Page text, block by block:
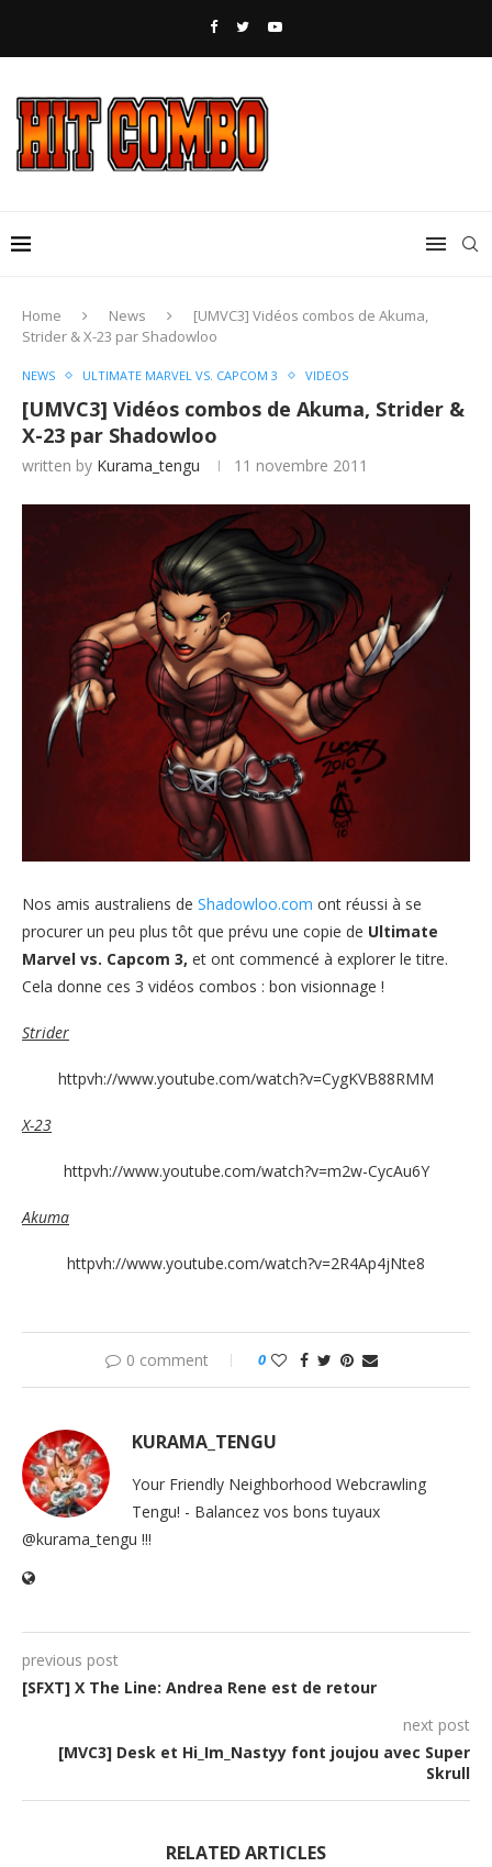
Home News
[UMVC3] Vidéos combos de Akuma,
Strider & X-23 par Shadowloo
NEWS ULTIMATE MARVEL VS. CAPCOM 3 VIDEOS
[UMVC3] Vidéos combos de Akuma, Strider &
X-23 par Shadowloo
written by Kurama_tengu 11 novembre 2011
Nos amis australiens de Shadowloo.com ont réussi à se
procurer un peu plus tôt que prévu une copie de Ultimate
Marvel vs. Capcom 3, et ont commencé à explorer le titre.
Cela donne ces 3 vidéos combos : bon visionnage !
Strider
httpvh://www.youtube.com/watch?v=CygKVB88RMM
X-23
httpvh://www.youtube.com/watch?v=m2w-CycAu6Y
Akuma
httpvh://www.youtube.com/watch?v=2R4Ap4jNte8
0 comment 0
KURAMA_TENGU
Your Friendly Neighborhood Webcrawling
Tengu! - Balancez vos bons tuyaux
@kurama_tengu !!!
previous post
[SFXT] X The Line: Andrea Rene est de retour
next post
[MVC3] Desk et Hi_Im_Nastyy font joujou avec Super
Skrull
RELATED ARTICLES